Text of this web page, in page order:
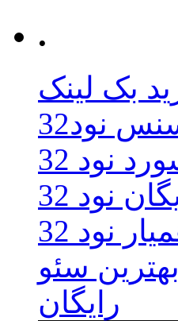
.
نود32
نود 32
نود 32
نود 32
بهترین سئو
رایگان